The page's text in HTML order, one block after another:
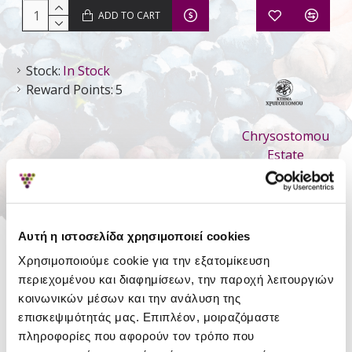
Αυτή η ιστοσελίδα χρησιμοποιεί cookies
Χρησιμοποιούμε cookie για την εξατομίκευση
περιεχομένου και διαφημίσεων, την παροχή λειτουργιών
κοινωνικών μέσων και την ανάλυση της
επισκεψιμότητάς μας. Επιπλέον, μοιραζόμαστε
πληροφορίες που αφορούν τον τρόπο που
Stock: In Stock
Reward Points:5
Chrysostomou
Estate
ADD TO CART
Still Dry
Type
P.G.I. Pieria
Region
Pieria Wines
Variety
Sauvignon Blanc